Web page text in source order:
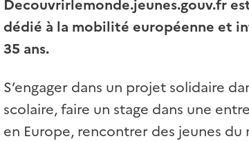
dédié à la mobilité européenne et
35 ans.
S’engager dans un projet solidaire
scolaire, faire un stage dans une
en Europe, rencontrer des jeunes